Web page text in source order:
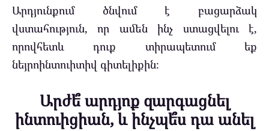
Արդյունքում ծնվում է բացարձակ
վստահություն, որ ամեն ինչ ստացվելու է,
որովհետև դուք տիրապետում եք
նեյրոինտուիտիվ գիտելիքին։
Արժե՞ արդյոք զարգացնել
ինտուիցիան, և ինչպե՞ս դա անել